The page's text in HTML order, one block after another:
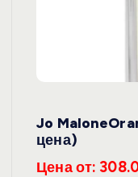
Jo
цена)
Цена от: